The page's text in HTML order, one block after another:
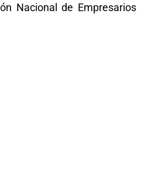
Nacional de Empresarios